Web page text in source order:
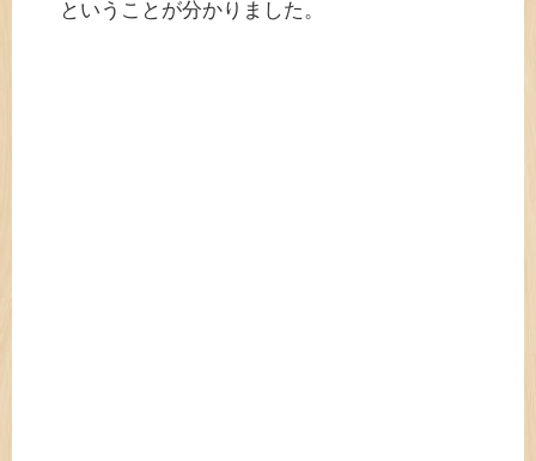
ということが分かりました。